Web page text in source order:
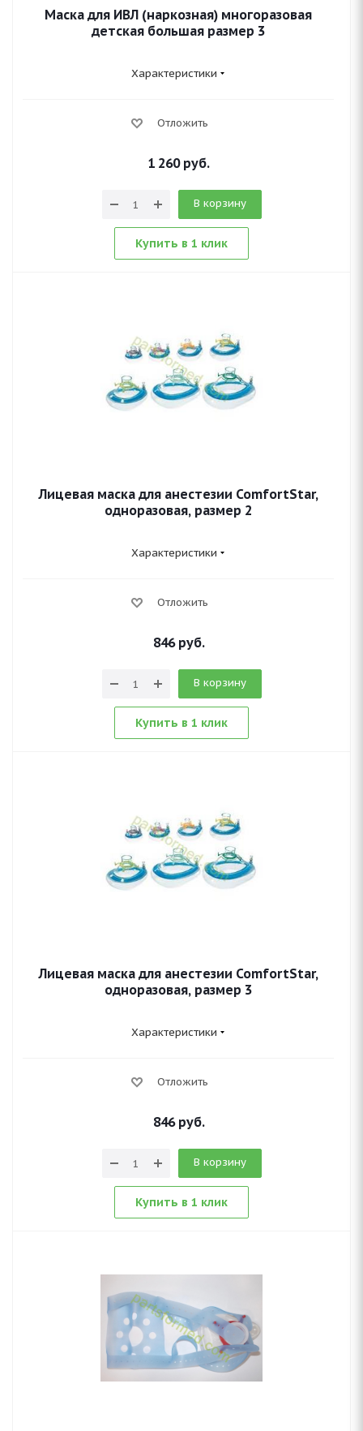
Маска для ИВЛ (наркозная) многоразовая
детская большая размер 3
Характеристики
Отложить
1 260руб.
В корзину
Купить в 1 клик
Лицевая маска для анестезии ComfortStar,
одноразовая, размер 2
Характеристики
Отложить
846руб.
В корзину
Купить в 1 клик
Лицевая маска для анестезии ComfortStar,
одноразовая, размер 3
Характеристики
Отложить
846руб.
В корзину
Купить в 1 клик